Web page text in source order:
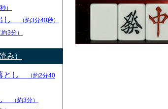
）
し （約3分40秒）
約3分）
み）
とし
（約2分40
（約3分）